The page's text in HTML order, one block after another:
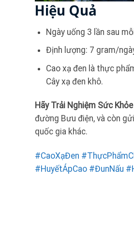
Hiệu Quả
Ngày uống 3 lần sau
Định lượng: 7 gram/
Cao xạ đen là thực
Cây xạ đen khô.
Hãy Trải Nghiệm Sức
đường Bưu điện, và còn
quốc gia khác.
#CaoXạĐen
#HuyếtÁpCao #ĐunNấu